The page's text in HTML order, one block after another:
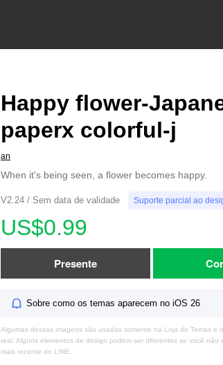
Happy flower-
paperx colorful-j
an
When it's being seen, a flower becomes happy.
V2.24 / Sem data de validade Suporte parcial ao
US$0.99
Presente
Sobre como os temas aparecem no iOS 26
Algumas dessas imagens são usadas somente na Loja de Temas e
real. Alguns elementos de design podem ser diferentes se você não
mais recente do LINE.